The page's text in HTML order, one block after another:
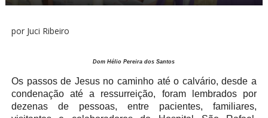
por Juci Ribeiro
Dom Hélio Pereira dos Santos
Os passos de Jesus no caminho até o calvário, desde a
condenação até a ressurreição, foram lembrados por
dezenas de pessoas, entre pacientes, familiares,